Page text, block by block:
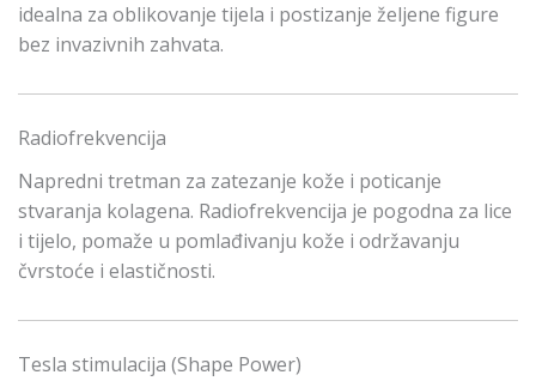
idealna za oblikovanje tijela i postizanje željene figure
bez invazivnih zahvata.
Radiofrekvencija
Napredni tretman za zatezanje kože i poticanje
stvaranja kolagena. Radiofrekvencija je pogodna za lice
i tijelo, pomaže u pomlađivanju kože i održavanju
čvrstoće i elastičnosti.
Tesla stimulacija (Shape Power)